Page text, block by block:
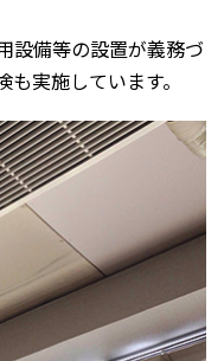
設備等の設置が義務づ
実施しています。